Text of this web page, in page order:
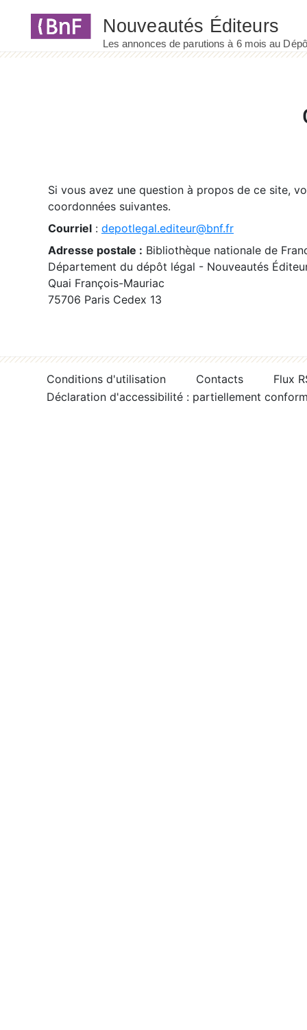
Si vous avez une question à propos de ce site,
coordonnées suivantes.
Courriel : depotlegal.editeur@bnf.fr
Adresse postale : Bibliothèque nationale de
Département du dépôt légal - Nouveautés
Quai François-Mauriac
75706 Paris Cedex 13
Conditions d'utilisation Contacts
Flux
Déclaration d'accessibilité : partiellement